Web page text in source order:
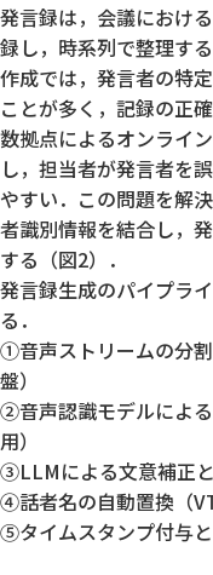
発言録は，会議におけ
録し，時系列で整理す
作成では，発言者の特
ことが多く，記録の正
数拠点によるオンライ
し，担当者が発言者を
やすい．この問題を解
者識別情報を結合し，
する（図2）．
発言録生成のパイプラ
る．
①音声ストリームの分
盤）
②音声認識モデルによ
用）
③LLMによる文意補正
④話者名の自動置換（
⑤タイムスタンプ付与